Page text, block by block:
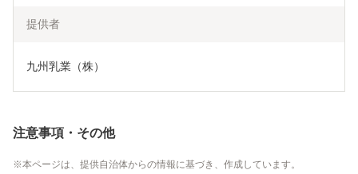
提供者
九州乳業（株）
注意事項・その他
本ページは、提供自治体からの情報に基づき、作成しています。